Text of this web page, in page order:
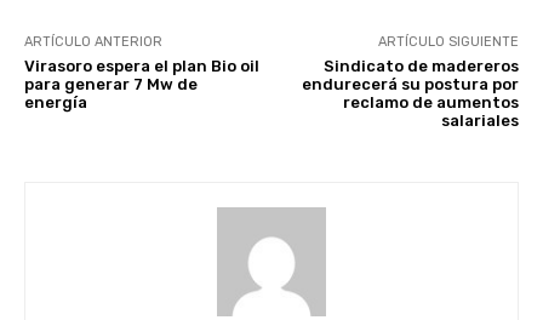
ARTÍCULO ANTERIOR
Virasoro espera el plan Bio oil
para generar 7 Mw de
energía
ARTÍCULO SIGUIENTE
Sindicato de madereros
endurecerá su postura por
reclamo de aumentos
salariales